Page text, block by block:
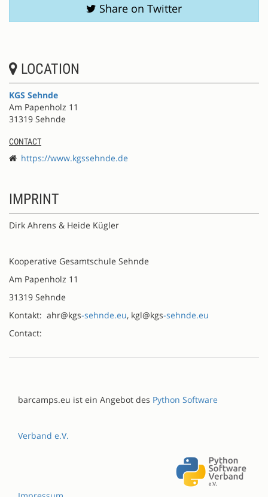
Share on Twitter
LOCATION
KGS Sehnde
Am Papenholz 11
31319 Sehnde
CONTACT
https://www.kgssehnde.de
IMPRINT
Dirk Ahrens & Heide Kügler
Kooperative Gesamtschule Sehnde
Am Papenholz 11
31319 Sehnde
Kontakt: ahr@kgs-sehnde.eu, kgl@kgs-sehnde.eu
Contact:
barcamps.eu ist ein Angebot des Python Software
Verband e.V.